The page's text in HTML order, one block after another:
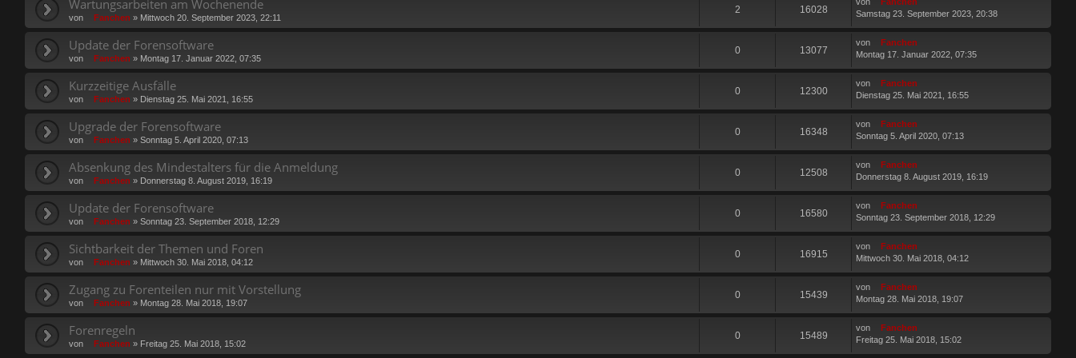
Wartungsarbeiten am Wochenende
von Fanchen » Mittwoch 20. September 2023, 22:11
2 16028
Samstag 23. September 2023, 20:38
Update der Forensoftware
von Fanchen » Montag 17. Januar 2022, 07:35
0 13077
von
Fanchen
Montag 17. Januar 2022, 07:35
Kurzzeitige Ausfälle
von Fanchen » Dienstag 25. Mai 2021, 16:55
0 12300
von
Fanchen
Dienstag 25. Mai 2021, 16:55
Upgrade der Forensoftware
von Fanchen » Sonntag 5. April 2020, 07:13
0 16348
von
Fanchen
Sonntag 5. April 2020, 07:13
Absenkung des Mindestalters für die Anmeldung
von Fanchen » Donnerstag 8. August 2019, 16:19
0 12508
von
Fanchen
Donnerstag 8. August 2019, 16:19
Update der Forensoftware
von Fanchen » Sonntag 23. September 2018, 12:29
0 16580
von
Fanchen
Sonntag 23. September 2018, 12:29
Sichtbarkeit der Themen und Foren
von Fanchen » Mittwoch 30. Mai 2018, 04:12
0 16915
von
Fanchen
Mittwoch 30. Mai 2018, 04:12
Zugang zu Forenteilen nur mit Vorstellung
von Fanchen » Montag 28. Mai 2018, 19:07
0 15439
von
Fanchen
Montag 28. Mai 2018, 19:07
Forenregeln
von Fanchen » Freitag 25. Mai 2018, 15:02
0 15489
von
Fanchen
Freitag 25. Mai 2018, 15:02